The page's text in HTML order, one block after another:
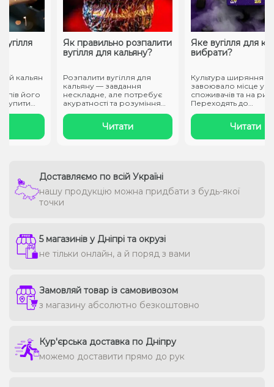
кальян
його
Як правильно розпалити
вугілля для кальяну?
Розпалити вугілля для
кальяну — завдання
нескладне, але потребує
акуратності та розуміння
процесу. В..
Читати
Яке вугілля для
вибрати?
Культура ширяння
завоювало місце у
споживачів та на ринку.
Переходять до
кальянокуріння..
Читати
Доставляємо по всій Україні
нашу продукцію можна придбати з будь-якої
точки
5 магазинів у Дніпрі та окрузі
не тільки онлайн, а й поряд з вами
Замовляй товар із самовивозом
з магазину абсолютно безкоштовно
Кур'єрська доставка по Дніпру
можемо доставити прямо до рук